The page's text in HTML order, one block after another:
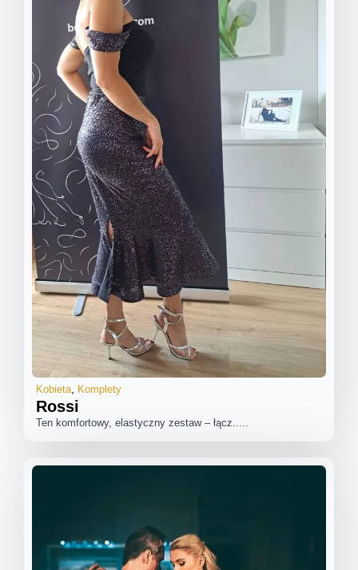
Kobieta Komplety
Rossi
Ten komfortowy, elastyczny zestaw – łącz.....